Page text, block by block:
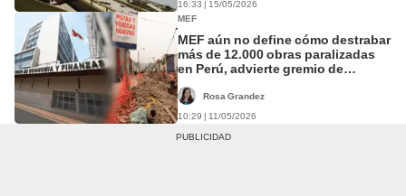
16:33 | 15/05/2026
MEF
MEF aún no define cómo destrabar
más de 12.000 obras paralizadas
en Perú, advierte gremio de
Rosa Grandez
10:29 | 11/05/2026